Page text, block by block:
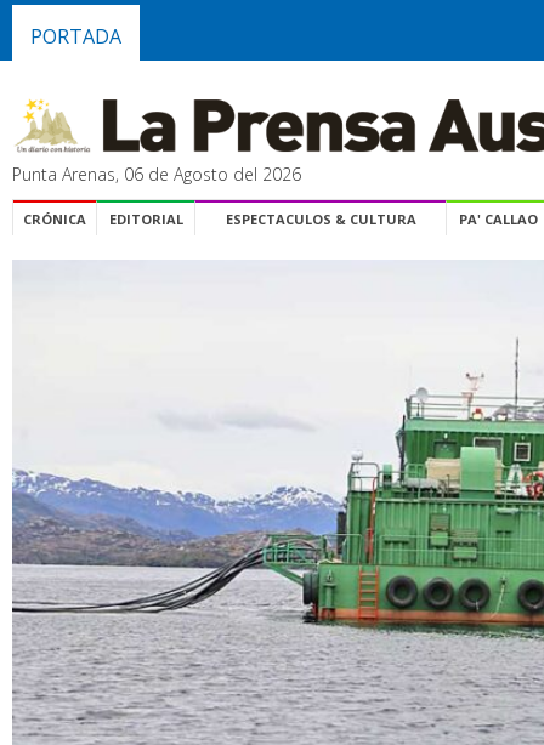
PORTADA
Punta Arenas, 06 de Agosto del 2026
CRÓNICA EDITORIAL ESPECTACULOS & CULTURA PA' CALLAO